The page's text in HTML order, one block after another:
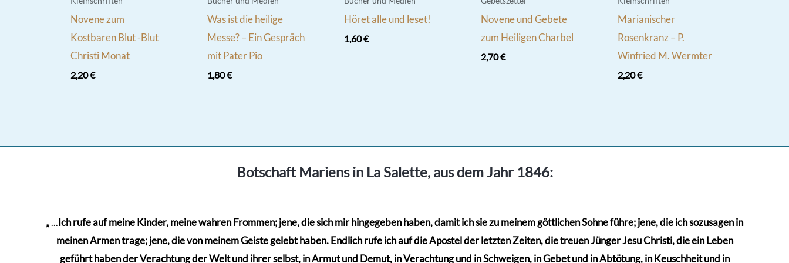
Novene zum
Kostbaren Blut -Blut
Christi Monat
2,20€
Was ist die heilige
Messe? – Ein Gespräch
mit Pater Pio
1,80€
Höret alle und leset!
1,60€
Novene und Gebete
zum Heiligen Charbel
2,70€
Marianischer
Rosenkranz – P.
Winfried M. Wermter
2,20€
Botschaft Mariens in La Salette, aus dem Jahr 1846:
„...Ich rufe auf meine Kinder, meine wahren Frommen; jene, die sich mir hingegeben haben, damit ich sie zu meinem göttlichen Sohne führe; jene, die ich sozusagen in
meinen Armen trage; jene, die von meinem Geiste gelebt haben. Endlich rufe ich auf die Apostel der letzten Zeiten, die treuen Jünger Jesu Christi, die ein Leben
geführt haben der Verachtung der Welt und ihrer selbst, in Armut und Demut, in Verachtung und in Schweigen, in Gebet und in Abtötung, in Keuschheit und in